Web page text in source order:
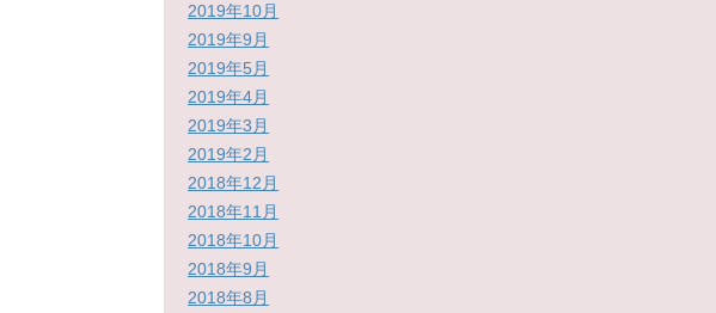
2019年10月
2019年9月
2019年5月
2019年4月
2019年3月
2019年2月
2018年12月
2018年11月
2018年10月
2018年9月
2018年8月